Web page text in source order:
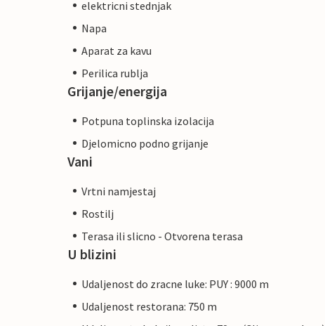
elektricni stednjak
Napa
Aparat za kavu
Perilica rublja
Grijanje/energija
Potpuna toplinska izolacija
Djelomicno podno grijanje
Vani
Vrtni namjestaj
Rostilj
Terasa ili slicno - Otvorena terasa
U blizini
Udaljenost do zracne luke: PUY : 9000 m
Udaljenost restorana: 750 m